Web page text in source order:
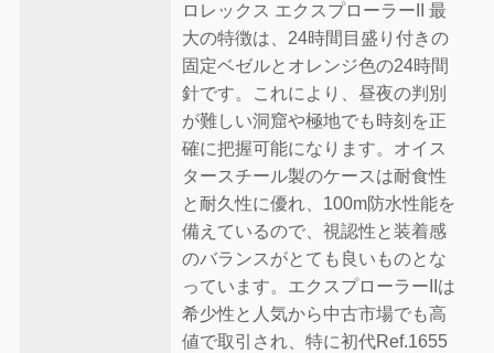
ロレックス エクスプローラーII 最
大の特徴は、24時間目盛り付きの
固定ベゼルとオレンジ色の24時間
針です。これにより、昼夜の判別
が難しい洞窟や極地でも時刻を正
確に把握可能になります。オイス
タースチール製のケースは耐食性
と耐久性に優れ、100m防水性能を
備えているので、視認性と装着感
のバランスがとても良いものとな
っています。エクスプローラーIIは
希少性と人気から中古市場でも高
値で取引され、特に初代Ref.1655